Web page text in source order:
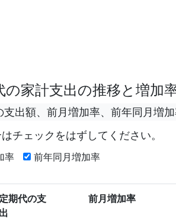
の家計支出の推移と増加
出額、前月増加率、前年同月増加
チェックをはずしてください。
率 前年同月増加率
期代の支
出
前月増加率